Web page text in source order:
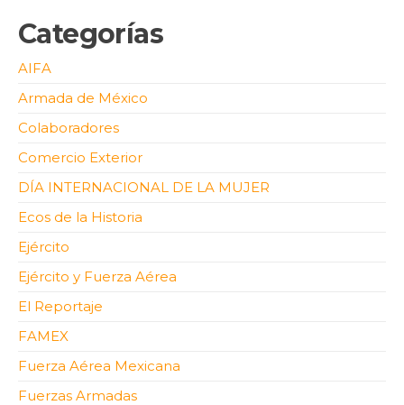
Categorías
AIFA
Armada de México
Colaboradores
Comercio Exterior
DÍA INTERNACIONAL DE LA MUJER
Ecos de la Historia
Ejército
Ejército y Fuerza Aérea
El Reportaje
FAMEX
Fuerza Aérea Mexicana
Fuerzas Armadas